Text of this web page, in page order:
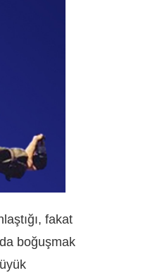
fakat
boğuşmak